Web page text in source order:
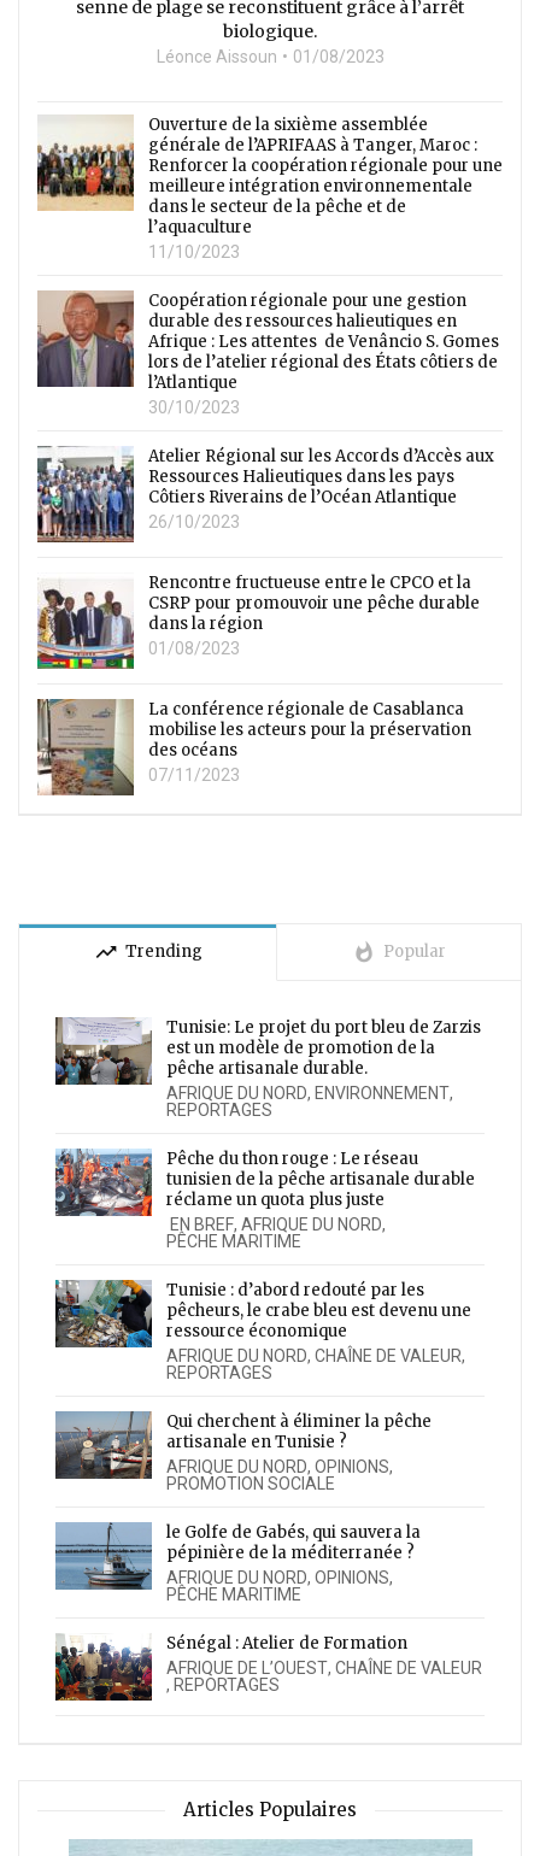
senne de plage se reconstituent grâce à l’arrêt
biologique.
Léonce Aissoun 01/08/2023
Ouverture de la sixième assemblée
générale de l’APRIFAAS à Tanger, Maroc :
Renforcer la coopération régionale pour une
meilleure intégration environnementale
dans le secteur de la pêche et de
l’aquaculture
11/10/2023
Coopération régionale pour une gestion
durable des ressources halieutiques en
Afrique : Les attentes de Venâncio S. Gomes
lors de l’atelier régional des États côtiers de
l’Atlantique
30/10/2023
Atelier Régional sur les Accords d’Accès aux
Ressources Halieutiques dans les pays
Côtiers Riverains de l’Océan Atlantique
26/10/2023
Rencontre fructueuse entre le CPCO et la
CSRP pour promouvoir une pêche durable
dans la région
01/08/2023
La conférence régionale de Casablanca
mobilise les acteurs pour la préservation
des océans
07/11/2023
trending_up Trending whatshot Popular
Tunisie: Le projet du port bleu de Zarzis
est un modèle de promotion de la
pêche artisanale durable.
AFRIQUE DU NORD, ENVIRONNEMENT,
REPORTAGES
Pêche du thon rouge : Le réseau
tunisien de la pêche artisanale durable
réclame un quota plus juste
EN BREF, AFRIQUE DU NORD,
PÊCHE MARITIME
Tunisie : d’abord redouté par les
pêcheurs, le crabe bleu est devenu une
ressource économique
AFRIQUE DU NORD, CHAÎNE DE VALEUR,
REPORTAGES
Qui cherchent à éliminer la pêche
artisanale en Tunisie ?
AFRIQUE DU NORD, OPINIONS,
PROMOTION SOCIALE
le Golfe de Gabés, qui sauvera la
pépinière de la méditerranée ?
AFRIQUE DU NORD, OPINIONS,
PÊCHE MARITIME
Sénégal : Atelier de Formation
AFRIQUE DE L’OUEST, CHAÎNE DE VALEUR
, REPORTAGES
Articles Populaires